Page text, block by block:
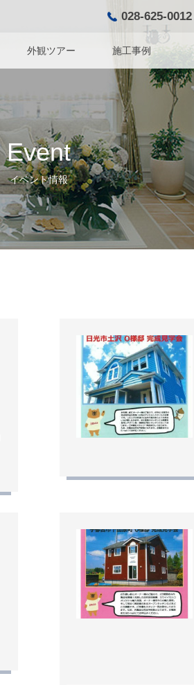
028-625-0012
外観ツアー 施工事例
Event
イベント情報